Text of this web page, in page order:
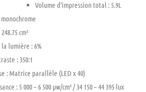
Volume d’impression total : 5.9L
monochrome
cm²
lumière : 6%
: 350:1
: Matrice parallèle (LED x 40)
: 5 000 – 6 500 μw/cm² / 34 150 – 44 395 lux